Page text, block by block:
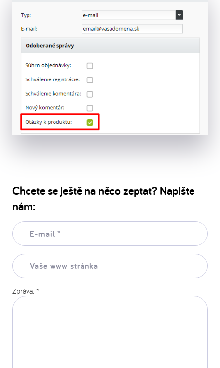
Chcete se ještě na něco zeptat? Napište
nám:
E-
mail:
Vaše
www
stránka:
Zpráva: *